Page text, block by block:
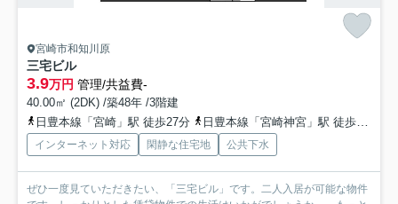
宮崎市和知川原
三宅ビル
3.9万円 管理/共益費-
40.00㎡ (2DK) /築48年 /3階建
日豊本線「宮崎」駅 徒歩27分
日豊本線「宮崎神宮」駅 徒歩37分
インターネット対応 閑静な住宅地 公共下水
ぜひ一度見ていただきたい、「三宅ビル」です。二人入居が可能な物件